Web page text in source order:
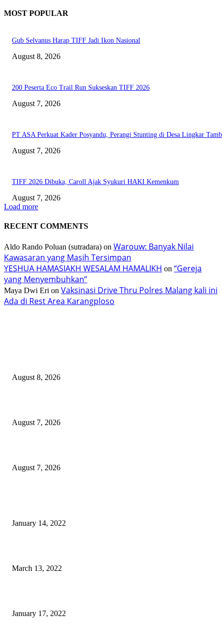
MOST POPULAR
Gub Selvanus Harap TIFF Jadi Ikon Nasional
August 8, 2026
200 Peserta Eco Trail Run Sukseskan TIFF 2026
August 7, 2026
PT ASA Perkuat Kader Posyandu, Perangi Stunting di Desa Lingkar
August 7, 2026
TIFF 2026 Dibuka, Caroll Ajak Syukuri HAKI Kemenkum
August 7, 2026
Load more
RECENT COMMENTS
Aldo Rando Poluan (sutradara) on Warouw: Banyak Nilai
Kawasaran yang Masih Tersimpan
YESHUA HAMASIAKH WESALAM HAMALIKH on “Gereja
yang Menyembuhkan”
Maya Dwi Eri on Vaksinasi Drive Thru Polres Malang kali ini
Ada di Rest Area Karangploso
August 8, 2026
August 7, 2026
August 7, 2026
January 14, 2022
March 13, 2022
January 17, 2022